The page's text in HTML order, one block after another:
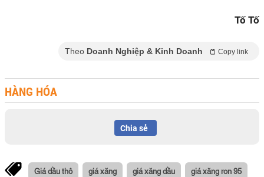
Tố Tố
Theo Doanh Nghiệp & Kinh Doanh Copy link
HÀNG HÓA
Chia sẻ
Giá dầu thô giá xăng giá xăng dầu giá xăng ron 95